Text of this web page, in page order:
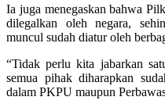
Ia juga menegaskan bahwa
dilegalkan oleh negara,
muncul sudah diatur oleh
“Tidak perlu kita jabarkan
semua pihak diharapkan
dalam PKPU maupun